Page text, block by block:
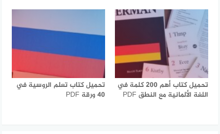
تحميل كتاب أهم 200 كلمة في
اللغة الألمانية مع النطق PDF
تحميل كتاب تعلم الروسية في
40 ورقة PDF